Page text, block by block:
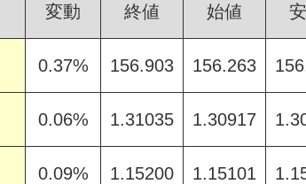
変動 終値 始値
0.37% 156.903 156.263
0.06% 1.31035 1.30917
0.09% 1.15200 1.15101